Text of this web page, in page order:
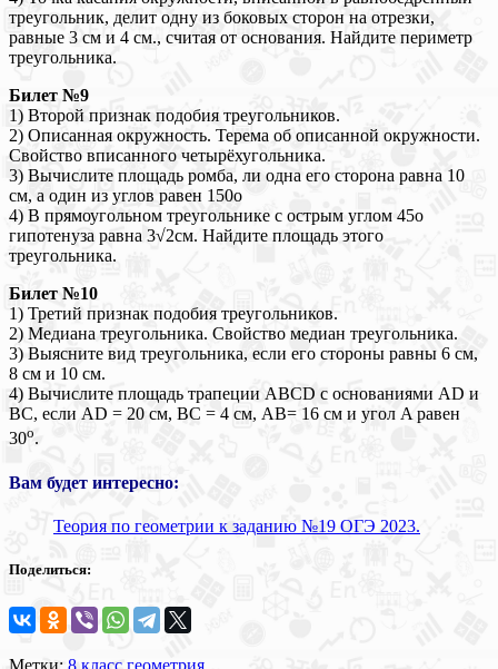
треугольник, делит одну из боковых сторон на отрезки,
равные 3 см и 4 см., считая от основания. Найдите периметр
треугольника.
Билет №9
1) Второй признак подобия треугольников.
2) Описанная окружность. Терема об описанной окружности.
Свойство вписанного четырёхугольника.
3) Вычислите площадь ромба, ли одна его сторона равна 10
см, а один из углов равен 150о
4) В прямоугольном треугольнике с острым углом 45о
гипотенуза равна 3√2см. Найдите площадь этого
треугольника.
Билет №10
1) Третий признак подобия треугольников.
2) Медиана треугольника. Свойство медиан треугольника.
3) Выясните вид треугольника, если его стороны равны 6 см,
8 см и 10 см.
4) Вычислите площадь трапеции ABCD с основаниями AD и
ВС, если AD = 20 см, BC = 4 см, AB= 16 см и угол A равен
30о.
Вам будет интересно:
Теория по геометрии к заданию №19 ОГЭ 2023.
Поделиться:
Метки: 8 класс геометрия